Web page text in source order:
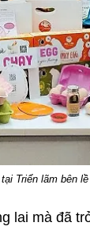
Triển lãm bên
lai mà đã